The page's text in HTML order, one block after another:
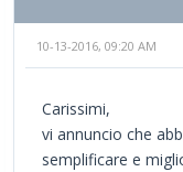
10-13-2016, 09:20 AM
Carissimi,
vi annuncio che
semplificare e